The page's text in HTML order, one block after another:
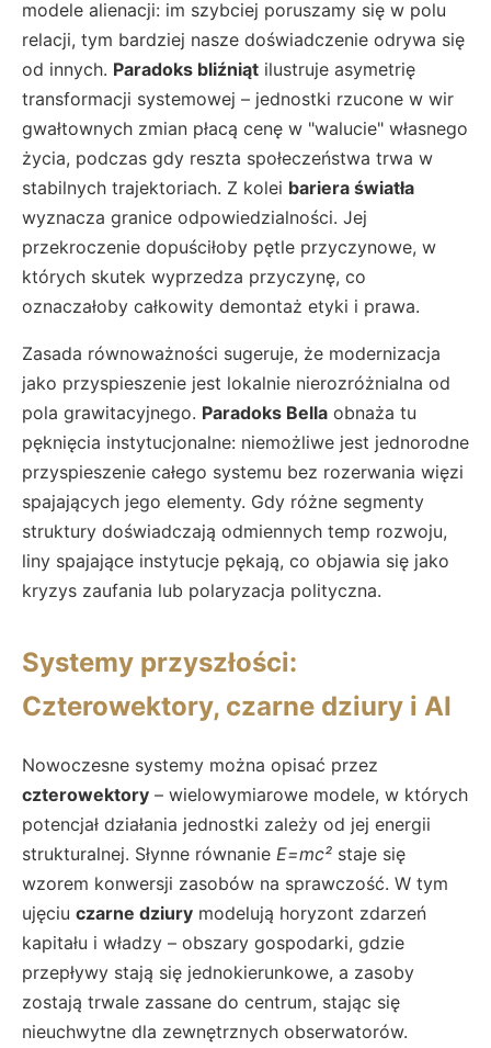
modele alienacji: im szybciej poruszamy się w polu
relacji, tym bardziej nasze doświadczenie odrywa się
od innych. Paradoks bliźniąt ilustruje asymetrię
transformacji systemowej – jednostki rzucone w wir
gwałtownych zmian płacą cenę w "walucie" własnego
życia, podczas gdy reszta społeczeństwa trwa w
stabilnych trajektoriach. Z kolei bariera światła
wyznacza granice odpowiedzialności. Jej
przekroczenie dopuściłoby pętle przyczynowe, w
których skutek wyprzedza przyczynę, co
oznaczałoby całkowity demontaż etyki i prawa.
Zasada równoważności sugeruje, że modernizacja
jako przyspieszenie jest lokalnie nierozróżnialna od
pola grawitacyjnego. Paradoks Bella obnaża tu
pęknięcia instytucjonalne: niemożliwe jest jednorodne
przyspieszenie całego systemu bez rozerwania więzi
spajających jego elementy. Gdy różne segmenty
struktury doświadczają odmiennych temp rozwoju,
liny spajające instytucje pękają, co objawia się jako
kryzys zaufania lub polaryzacja polityczna.
Systemy przyszłości:
Czterowektory, czarne dziury i AI
Nowoczesne systemy można opisać przez
czterowektory – wielowymiarowe modele, w których
potencjał działania jednostki zależy od jej energii
strukturalnej. Słynne równanie E=mc² staje się
wzorem konwersji zasobów na sprawczość. W tym
ujęciu czarne dziury modelują horyzont zdarzeń
kapitału i władzy – obszary gospodarki, gdzie
przepływy stają się jednokierunkowe, a zasoby
zostają trwale zassane do centrum, stając się
nieuchwytne dla zewnętrznych obserwatorów.